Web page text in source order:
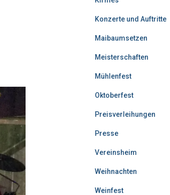
Konzerte und Auftritte
Maibaumsetzen
Meisterschaften
Mühlenfest
Oktoberfest
Preisverleihungen
Presse
Vereinsheim
Weihnachten
Weinfest